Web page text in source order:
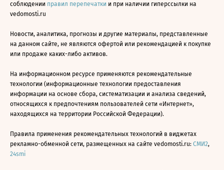
соблюдении правил перепечатки и при наличии гиперссылки на
vedomosti.ru
Новости, аналитика, прогнозы и другие материалы, представленные
на данном сайте, не являются офертой или рекомендацией к покупке
или продаже каких-либо активов.
На информационном ресурсе применяются рекомендательные
технологии (информационные технологии предоставления
информации на основе сбора, систематизации и анализа сведений,
относящихся к предпочтениям пользователей сети «Интернет»,
находящихся на территории Российской Федерации).
Правила применения рекомендательных технологий в виджетах
рекламно-обменной сети, размещенных на сайте vedomosti.ru: СМИ2,
24smi